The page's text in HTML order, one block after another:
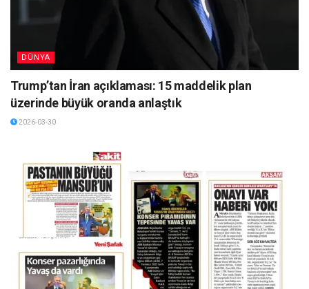
DÜNYA
Trump’tan İran açıklaması: 15 maddelik plan
üzerinde büyük oranda anlaştık
2026-03-30